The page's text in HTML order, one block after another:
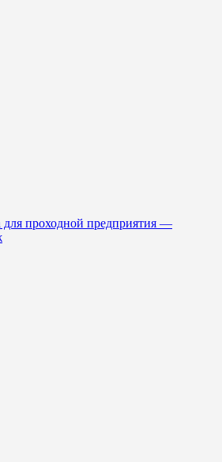
для проходной предприятия —